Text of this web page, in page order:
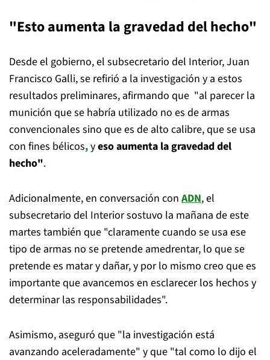
"Esto aumenta la gravedad del hecho"
Desde el gobierno, el subsecretario del Interior, Juan
Francisco Galli, se refirió a la investigación y a estos
resultados preliminares, afirmando que "al parecer la
munición que se habría utilizado no es de armas
convencionales sino que es de alto calibre, que se usa
con fines bélicos,yeso aumenta la gravedad del
hecho".
Adicionalmente, en conversación con ADN, el
subsecretario del Interior sostuvo la mañana de este
martes también que "claramente cuando se usa ese
tipo de armas no se pretende amedrentar, lo que se
pretende es matar y dañar, y por lo mismo creo que es
importante que avancemos en esclarecer los hechos y
determinar las responsabilidades".
Asimismo, aseguró que "la investigación está
avanzando aceleradamente" y que "tal como lo dijo el